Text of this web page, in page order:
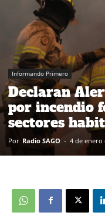
Informando Primero
Declaran
por incendio
sectores
Por Radio SAGO - 4 de enero